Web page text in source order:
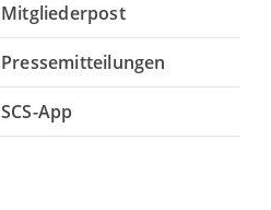
Mitgliederpost
Pressemitteilungen
SCS-App